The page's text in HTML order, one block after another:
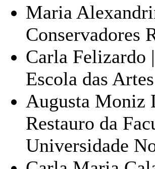
Maria
Conservadores
Carla Felizardo
Escola das
Augusta Moniz
Restauro da
Universidade